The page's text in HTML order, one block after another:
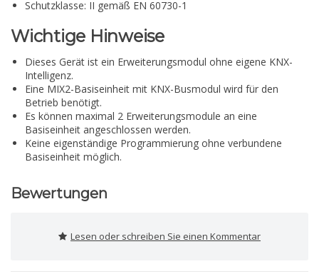
Schutzklasse: II gemäß EN 60730-1
Wichtige Hinweise
Dieses Gerät ist ein Erweiterungsmodul ohne eigene KNX-
Intelligenz.
Eine MIX2-Basiseinheit mit KNX-Busmodul wird für den
Betrieb benötigt.
Es können maximal 2 Erweiterungsmodule an eine
Basiseinheit angeschlossen werden.
Keine eigenständige Programmierung ohne verbundene
Basiseinheit möglich.
Bewertungen
Lesen oder schreiben Sie einen Kommentar